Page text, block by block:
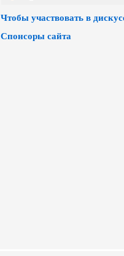
Чтобы участвовать в
Спонсоры сайта